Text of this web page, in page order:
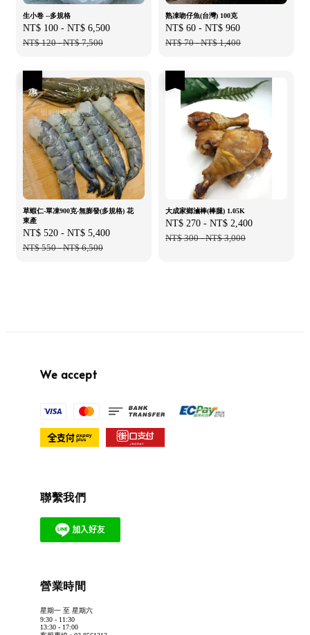
生小卷 --多規格
Sale
price
NT$ 100 - NT$ 6,500
NT$ 120-NT$ 7,500
熟凍吻仔魚(台灣) 100克
Sale
price
NT$ 60 - NT$ 960
NT$ 70-NT$ 1,400
草蝦仁-單凍900克-無膨發(多規格) 花
東產
Sale
price
NT$ 520 - NT$ 5,400
NT$ 550-NT$ 6,500
大成家鄉滷棒(棒腿) 1.05K
Sale
price
NT$ 270 - NT$ 2,400
NT$ 300-NT$ 3,000
We accept
聯繫我們
營業時間
星期一 至 星期六
9:30 - 11:30
13:30 - 17:00